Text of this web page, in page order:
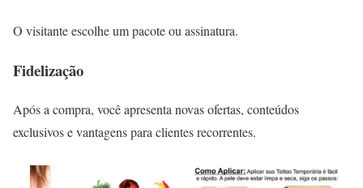
O visitante escolhe um pacote ou assinatura.
Fidelização
Após a compra, você apresenta novas ofertas, conteúdos
exclusivos e vantagens para clientes recorrentes.